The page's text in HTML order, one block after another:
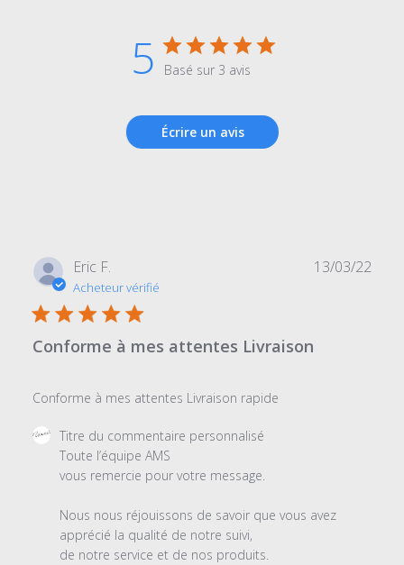
5 Basé sur 3 avis
Écrire un avis
Eric F.
Acheteur vérifié
Conforme à mes attentes Livraison
Conforme à mes attentes Livraison rapide
Commentaires
propriétaire
magasin
l'examen
Titre du commentaire personnalisé
Toute l’équipe AMS
vous remercie pour votre message.
Nous nous réjouissons de savoir que vous avez
apprécié la qualité de notre suivi,
de notre service et de nos produits.
13/03/22